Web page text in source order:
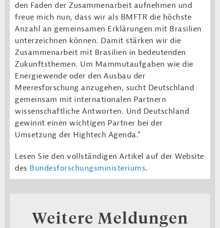
den Faden der Zusammenarbeit aufnehmen und
freue mich nun, dass wir als BMFTR die höchste
Anzahl an gemeinsamen Erklärungen mit Brasilien
unterzeichnen können. Damit stärken wir die
Zusammenarbeit mit Brasilien in bedeutenden
Zukunftsthemen. Um Mammutaufgaben wie die
Energiewende oder den Ausbau der
Meeresforschung anzugehen, sucht Deutschland
gemeinsam mit internationalen Partnern
wissenschaftliche Antworten. Und Deutschland
gewinnt einen wichtigen Partner bei der
Umsetzung der Hightech Agenda."
Lesen Sie den vollständigen Artikel auf der Website
des Bundesforschungsministeriums.
Weitere Meldungen